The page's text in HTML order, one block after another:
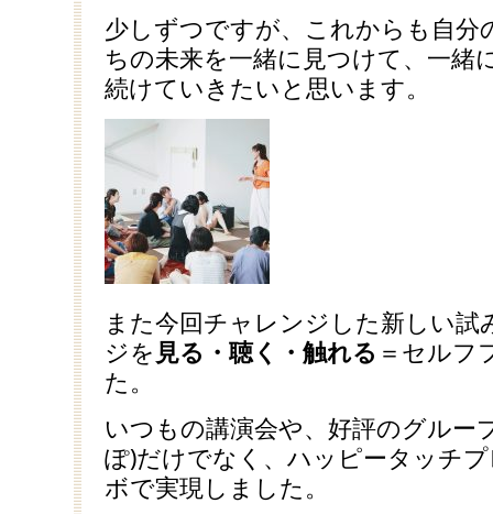
少しずつですが、これからも自
ちの未来を一緒に見つけて、一緒
続けていきたいと思います。
また今回チャレンジした新しい
ジを 見る・聴く・触れる ＝セルフ
た。
いつもの講演会や、好評のグルー
ぽ)だけでなく、ハッピータッチ
ボで実現しました。